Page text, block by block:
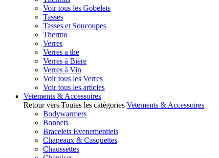
Voir tous les Gobelets
Tasses
Tasses et Soucoupes
Thermo
Verres
Verres a the
Verres à Bière
Verres à Vin
Voir tous les Verres
Voir tous les articles
Vetements & Accessoires
Retour vers Toutes les catégories Vetements & Accessoires
Bodywarmers
Bonnets
Bracelets Evenementiels
Chapeaux & Casquettes
Chaussettes